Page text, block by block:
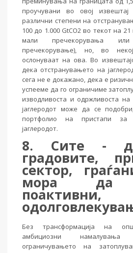
проучувани во овој
различни степени на
100 до 1.000 GtCO2 во текот на
мали пречекорувања
пречекорување), но, во
ослонуваат на ова. Во
дека отстранувањето на
сега не е докажано, дека е
успееме да го ограничиме
изводливоста и одржливоста
јаглеродот може да се
портфолио на пристапи за
јаглеродот.
8. Сите -
градовите,
сектор,
мора да
Без трансформација на
амбициозни
ограничувањето на